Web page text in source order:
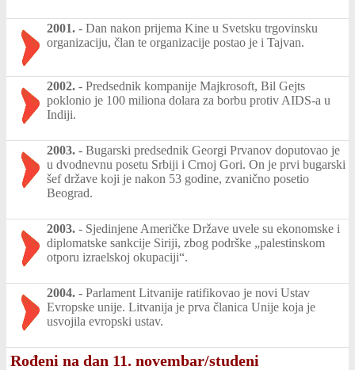
2001. - Dan nakon prijema Kine u Svetsku trgovinsku
organizaciju, član te organizacije postao je i Tajvan.
2002. - Predsednik kompanije Majkrosoft, Bil Gejts
poklonio je 100 miliona dolara za borbu protiv AIDS-a u
Indiji.
2003. - Bugarski predsednik Georgi Prvanov doputovao je
u dvodnevnu posetu Srbiji i Crnoj Gori. On je prvi bugarski
šef države koji je nakon 53 godine, zvanično posetio
Beograd.
2003. - Sjedinjene Američke Države uvele su ekonomske i
diplomatske sankcije Siriji, zbog podrške „palestinskom
otporu izraelskoj okupaciji“.
2004. - Parlament Litvanije ratifikovao je novi Ustav
Evropske unije. Litvanija je prva članica Unije koja je
usvojila evropski ustav.
Rođeni na dan 11. novembar/studeni